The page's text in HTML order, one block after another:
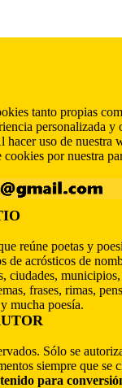
tanto propias
personalizada y
hacer uso de nuestra
por nuestra
reúne poetas y
de acrósticos de
ciudades,
frases, rimas,
mucha poesía.
Sólo se
siempre que se
para